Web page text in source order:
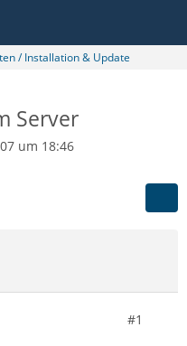
/ Installation & Update
Server
um 18:46
#1